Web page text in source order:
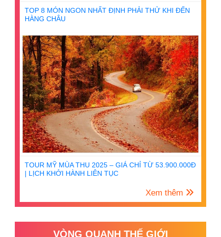
TOP 8 MÓN NGON NHẤT ĐỊNH PHẢI THỬ KHI ĐẾN
HÀNG CHÂU
TOUR MỸ MÙA THU 2025 – GIÁ CHỈ TỪ 53.900.000Đ
| LỊCH KHỞI HÀNH LIÊN TỤC
Xem thêm
VÒNG QUANH THẾ GIỚI